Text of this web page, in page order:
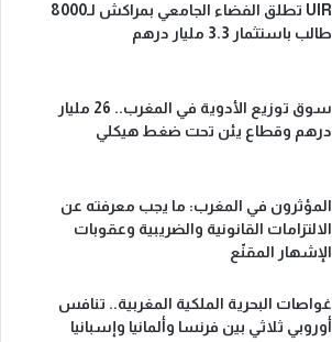
UIR تطلق الفضاء الجامعي بمراكش لـ8000
طالب باستثمار 3.3 مليار درهم
سوق توزيع الأدوية في المغرب.. 26 مليار
درهم وقطاع يئن تحت ضغط هيكلي
المؤثرون في المغرب: ما يجب معرفته عن
الالتزامات القانونية والضريبية وعقوبات
الإشهار المقنّع
غواصات البحرية الملكية المغربية.. تنافس
أوروبي ثلاثي بين فرنسا وألمانيا وإسبانيا